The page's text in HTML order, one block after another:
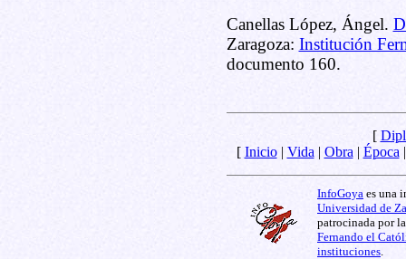
Canellas López, Ángel.
Zaragoza: Institución
documento 160.
[
[ Inicio| Vida | Obra | Época
InfoGoya es una
Universidad de
patrocinada por
Fernando el
instituciones